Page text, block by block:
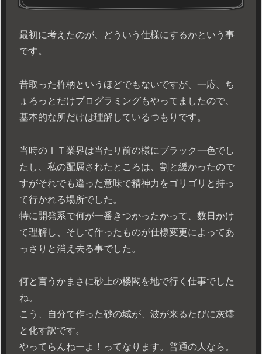
最初に考えたのが、どういう仕様にするかという事
です。
昔取った杵柄というほどでもないですが、一応、ち
ょろっとだけプログラミングもやってましたので、
基本的な所だけは理解しているつもりです。
当時のＩＴ業界は当たり前の様にブラック一色でし
たし、私の配属されたところは、割と緩かったので
すがそれでも違った意味で精神力をゴリゴリと持っ
て行かれる場所でした。
特に開発系で何が一番きつかったかって、数日かけ
て理解し、そして作ったものが仕様変更によってあ
っさりと消え去る事でした。
何と言うかまさに砂上の楼閣を地で行く仕事でした
ね。
こう、自分で作った砂の城が、波が来るたびに灰燼
と化す訳です。
やってらんねーよ！ってなります。普通の人なら。